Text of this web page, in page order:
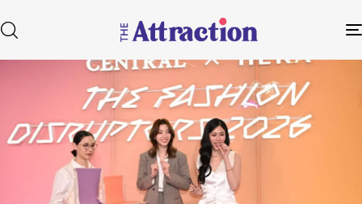
Type and hit enter